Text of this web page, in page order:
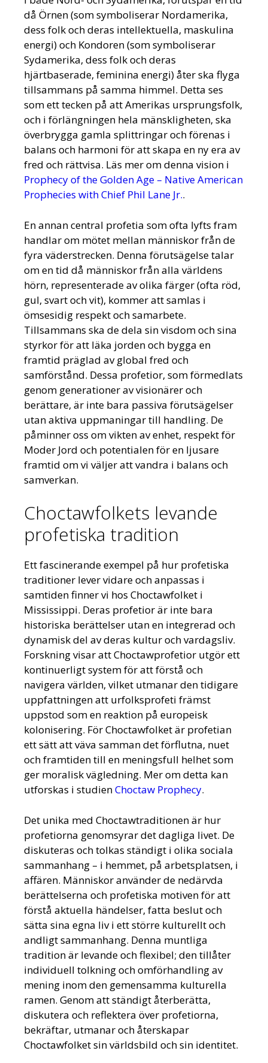
då Örnen (som symboliserar Nordamerika,
dess folk och deras intellektuella, maskulina
energi) och Kondoren (som symboliserar
Sydamerika, dess folk och deras
hjärtbaserade, feminina energi) åter ska flyga
tillsammans på samma himmel. Detta ses
som ett tecken på att Amerikas ursprungsfolk,
och i förlängningen hela mänskligheten, ska
överbrygga gamla splittringar och förenas i
balans och harmoni för att skapa en ny era av
fred och rättvisa. Läs mer om denna vision i
Prophecy of the Golden Age – Native American
Prophecies with Chief Phil Lane Jr..
En annan central profetia som ofta lyfts fram
handlar om mötet mellan människor från de
fyra väderstrecken. Denna förutsägelse talar
om en tid då människor från alla världens
hörn, representerade av olika färger (ofta röd,
gul, svart och vit), kommer att samlas i
ömsesidig respekt och samarbete.
Tillsammans ska de dela sin visdom och sina
styrkor för att läka jorden och bygga en
framtid präglad av global fred och
samförstånd. Dessa profetior, som förmedlats
genom generationer av visionärer och
berättare, är inte bara passiva förutsägelser
utan aktiva uppmaningar till handling. De
påminner oss om vikten av enhet, respekt för
Moder Jord och potentialen för en ljusare
framtid om vi väljer att vandra i balans och
samverkan.
Choctawfolkets levande
profetiska tradition
Ett fascinerande exempel på hur profetiska
traditioner lever vidare och anpassas i
samtiden finner vi hos Choctawfolket i
Mississippi. Deras profetior är inte bara
historiska berättelser utan en integrerad och
dynamisk del av deras kultur och vardagsliv.
Forskning visar att Choctawprofetior utgör ett
kontinuerligt system för att förstå och
navigera världen, vilket utmanar den tidigare
uppfattningen att urfolksprofeti främst
uppstod som en reaktion på europeisk
kolonisering. För Choctawfolket är profetian
ett sätt att väva samman det förflutna, nuet
och framtiden till en meningsfull helhet som
ger moralisk vägledning. Mer om detta kan
utforskas i studienChoctaw Prophecy.
Det unika med Choctawtraditionen är hur
profetiorna genomsyrar det dagliga livet. De
diskuteras och tolkas ständigt i olika sociala
sammanhang – i hemmet, på arbetsplatsen, i
affären. Människor använder de nedärvda
berättelserna och profetiska motiven för att
förstå aktuella händelser, fatta beslut och
sätta sina egna liv i ett större kulturellt och
andligt sammanhang. Denna muntliga
tradition är levande och flexibel; den tillåter
individuell tolkning och omförhandling av
mening inom den gemensamma kulturella
ramen. Genom att ständigt återberätta,
diskutera och reflektera över profetiorna,
bekräftar, utmanar och återskapar
Choctawfolket sin världsbild och sin identitet.